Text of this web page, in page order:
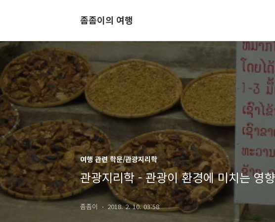
좀좀이의 여행
여행 관련 학문/관광지리학
관광지리학 - 관광이 환경에 미치는 영향
좀좀이 2018. 2. 10. 03:58